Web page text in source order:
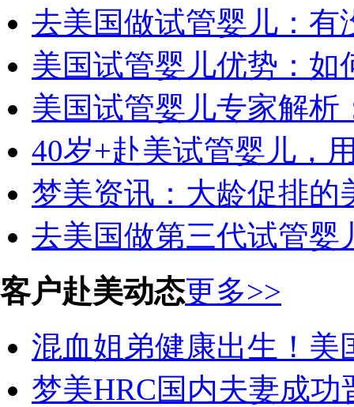
去美国做试管婴儿：有
美国试管婴儿优势：如
美国试管婴儿专家解析
40岁+赴美试管婴儿，
梦美资讯：大龄促排的
去美国做第三代试管婴
客户赴美动态更多>>
混血姐弟健康出生！美
梦美HRC国内夫妻成